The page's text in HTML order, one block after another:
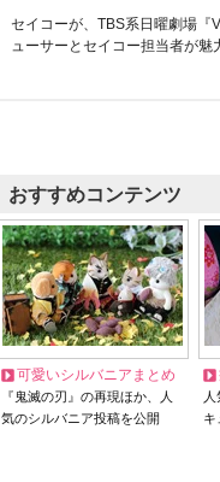
セイコーが、TBS系日曜劇場『
ューサーとセイコー担当者が魅
おすすめコンテンツ
可愛いシルバニアまとめ
『鬼滅の刃』の再現ほか、人
気のシルバニア投稿を公開
キ